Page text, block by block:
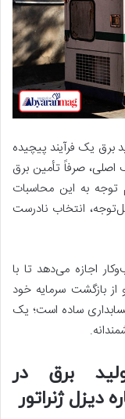
برق یک فرآیند پیچیده
اصلی، صرفاً تأمین برق
به این محاسبات
انتخاب نادرست
اجازه می‌دهد تا با
از بازگشت سرمایه خود
ساده است؛ یک
برق در
دیزل ژنراتور